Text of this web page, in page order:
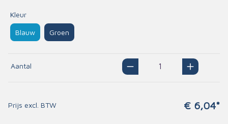
Kleur
Blauw Groen
Aantal
Prijs excl. BTW € 6,04*